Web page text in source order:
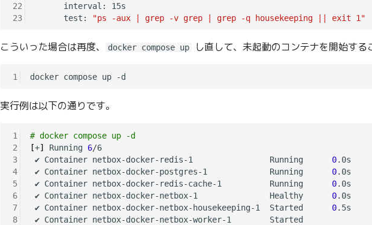
22
23
      interval: 15s
      test:
"ps -aux | grep -v grep | grep -q housekeeping || exit 1"
こういった場合は再度、 docker compose up し直して、未起動のコンテナを開始する
1
実行例は以下の通りです。
1
2
3
4
5
6
7
8
# docker compose up -d
[+] Running 6/6
✔ Container netbox-docker-redis-1                Running 0.0s
✔ Container netbox-docker-postgres-1             Running 0.0s
✔ Container netbox-docker-redis-cache-1          Running 0.0s
✔ Container netbox-docker-netbox-1               Healthy 0.0s
✔ Container netbox-docker-netbox-housekeeping-1  Started 0.5s